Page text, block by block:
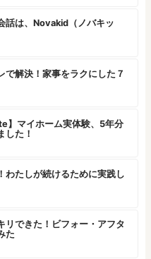
話は、Novakid（ノバキッ
で解決！家事をラクにした７
】マイホーム実体験、5年分
した！
わたしが続けるために実践し
リできた！ビフォー・アフタ
た